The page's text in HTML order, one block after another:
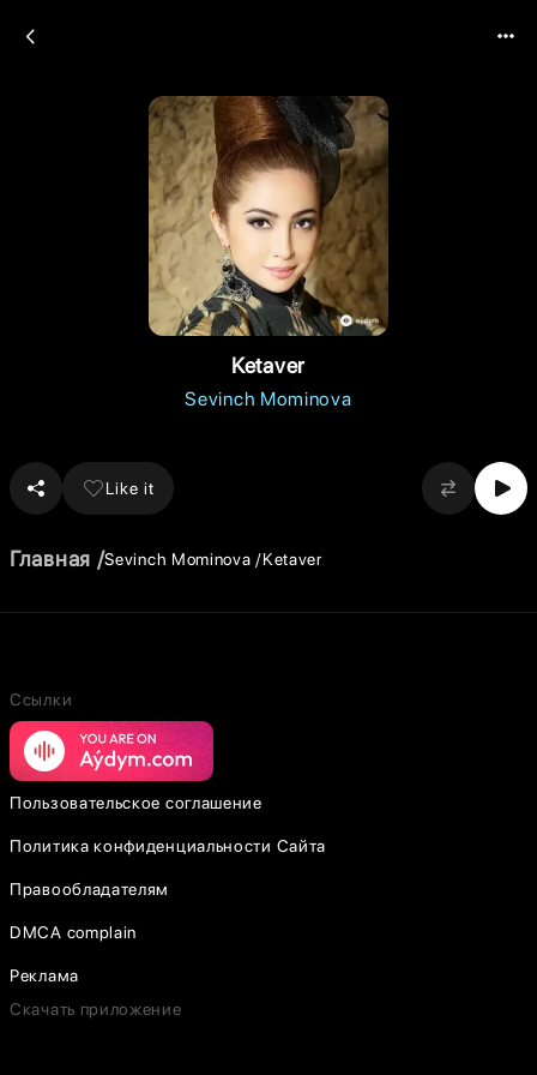
Ketaver
Sevinch Mominova
Like it
Главная Sevinch Mominova Ketaver
Ссылки
Пользовательское соглашение
Политика конфиденциальности Сайта
Правообладателям
DMCA complain
Реклама
Скачать приложение